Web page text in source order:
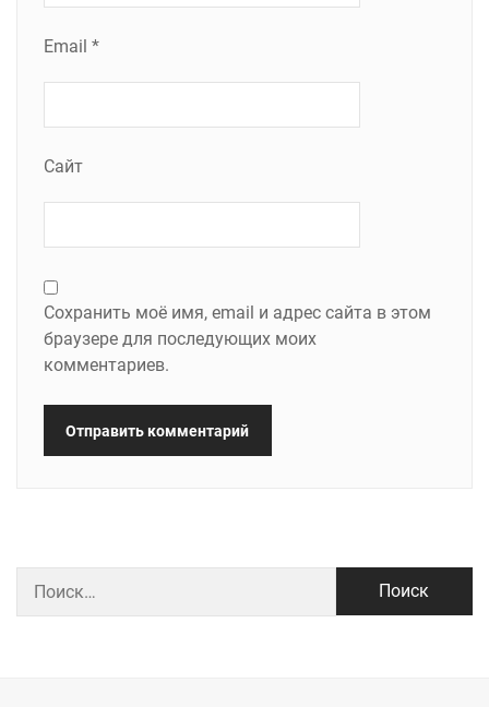
Email *
Сайт
Сохранить моё имя, email и адрес сайта в этом
браузере для последующих моих
комментариев.